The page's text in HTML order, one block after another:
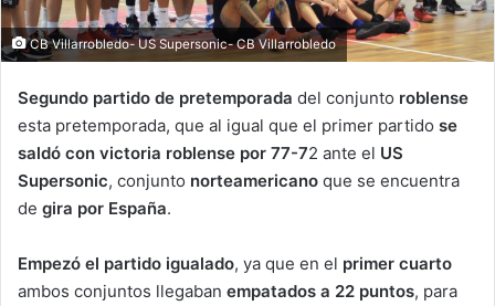
CB Villarrobledo- US Supersonic- CB Villarrobledo
Segundo partido de pretemporada del conjunto roblense
esta pretemporada, que al igual que el primer partido se
saldó con victoria roblense por 77-72 ante el US
Supersonic, conjunto norteamericano que se encuentra
de gira por España.
Empezó el partido igualado, ya que en el primer cuarto
ambos conjuntos llegaban empatados a 22 puntos, para